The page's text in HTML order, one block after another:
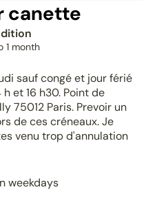
canette
1 month
sauf congé et jour férié
et 16 h30. Point de
75012 Paris. Prevoir un
de ces créneaux. Je
venu trop d'annulation
weekdays